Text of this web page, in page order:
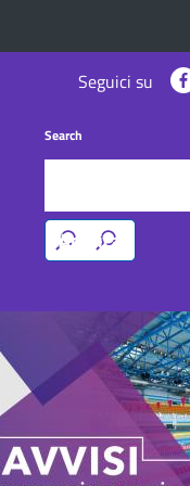
Seguici su
Search